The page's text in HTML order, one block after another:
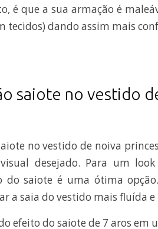
é que a sua armação é
tecidos) dando assim mais
saiote no vestido
no vestido de noiva
desejado. Para um
saiote é uma ótima
a saia do vestido mais fluída e
efeito do saiote de 7 aros em